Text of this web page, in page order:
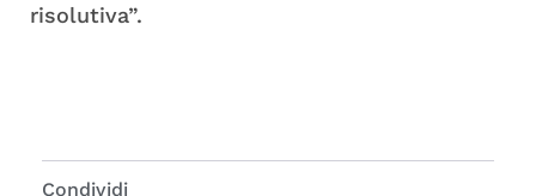
risolutiva”.
Condividi